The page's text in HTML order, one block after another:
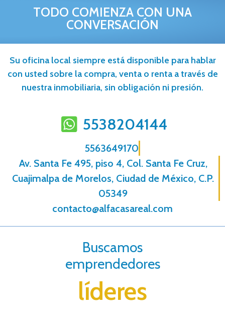
TODO COMIENZA CON UNA
CONVERSACIÓN
Su oficina local siempre está disponible para hablar
con usted sobre la compra, venta o renta a través de
nuestra inmobiliaria, sin obligación ni presión.
5538204144
5563649170
Av. Santa Fe 495, piso 4, Col. Santa Fe Cruz,
Cuajimalpa de Morelos, Ciudad de México, C.P.
05349
contacto@alfacasareal.com
Buscamos
emprendedores
líderes